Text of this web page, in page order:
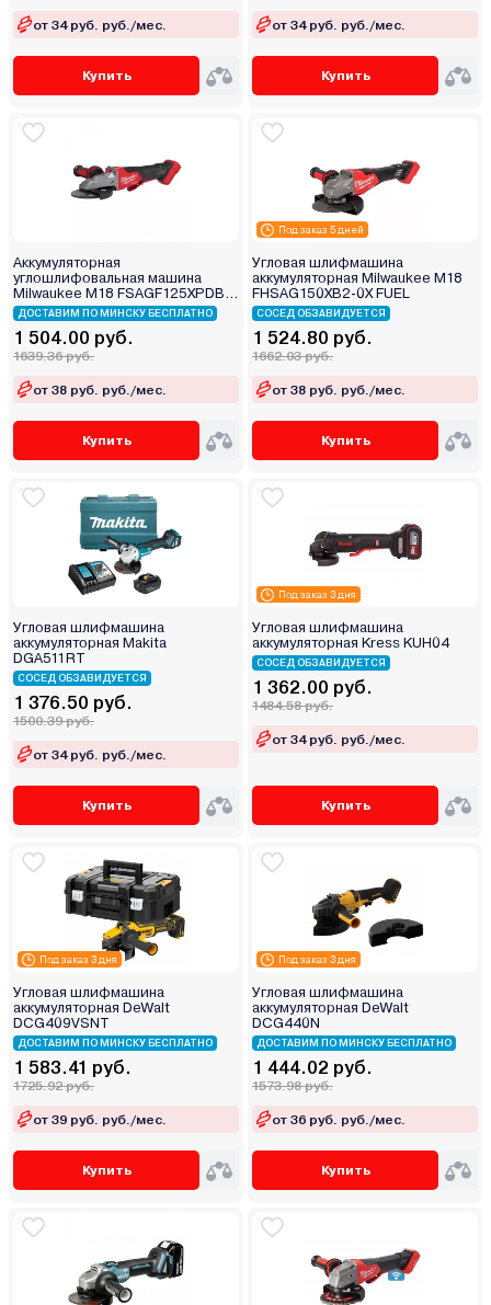
от 34 руб. руб./мес.
Купить
от 34 руб. руб./мес.
Купить
Аккумуляторная
углошлифовальная машина
Milwaukee M18 FSAGF125XPDB-
0X
ДОСТАВИМ ПО МИНСКУ БЕСПЛАТНО
1 504.00 руб.
1639.36 руб.
от 38 руб. руб./мес.
Купить
Под заказ 5 дней
Угловая шлифмашина
аккумуляторная Milwaukee M18
FHSAG150XB2-0X FUEL
СОСЕД ОБЗАВИДУЕТСЯ
1 524.80 руб.
1662.03 руб.
от 38 руб. руб./мес.
Купить
Угловая шлифмашина
аккумуляторная Makita
DGA511RT
СОСЕД ОБЗАВИДУЕТСЯ
1 376.50 руб.
1500.39 руб.
от 34 руб. руб./мес.
Купить
Под заказ 3 дня
Угловая шлифмашина
аккумуляторная Kress KUH04
СОСЕД ОБЗАВИДУЕТСЯ
1 362.00 руб.
1484.58 руб.
от 34 руб. руб./мес.
Купить
Под заказ 3 дня
Угловая шлифмашина
аккумуляторная DeWalt
DCG409VSNT
ДОСТАВИМ ПО МИНСКУ БЕСПЛАТНО
1 583.41 руб.
1725.92 руб.
от 39 руб. руб./мес.
Купить
Под заказ 3 дня
Угловая шлифмашина
аккумуляторная DeWalt
DCG440N
ДОСТАВИМ ПО МИНСКУ БЕСПЛАТНО
1 444.02 руб.
1573.98 руб.
от 36 руб. руб./мес.
Купить